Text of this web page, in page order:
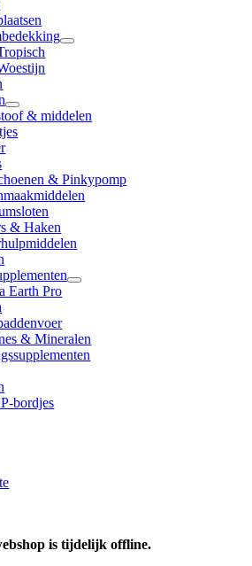
& middelen
& Pinkypomp
& Haken
Earth Pro
& Mineralen
bordjes
is tijdelijk offline.